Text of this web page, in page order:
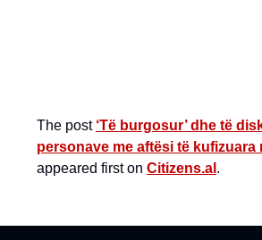
The post ‘Të burgosur’ dhe të
personave me aftësi të kufizuara
appeared first on Citizens.al .